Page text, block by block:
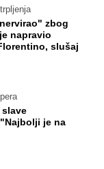
zbog
napravio
slušaj
slave
je na